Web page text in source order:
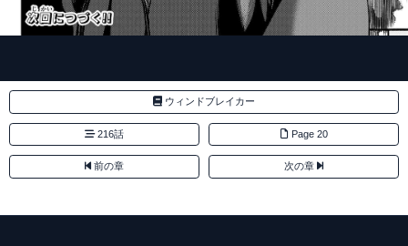
ウィンドブレイカー
216話 Page 20
前の章 次の章